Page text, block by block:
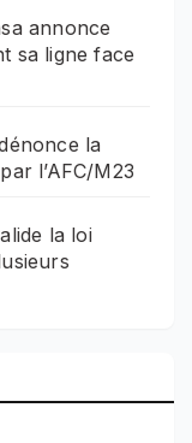
annonce
sa ligne face
la
l’AFC/M23
la loi